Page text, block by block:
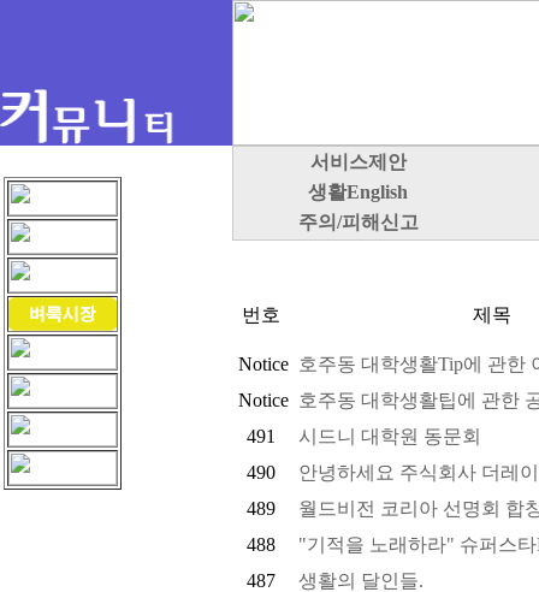
서비스제안
생활English
주의/피해신고
번호 제목
Notice 호주동 대학생활Tip에 관한
Notice 호주동 대학생활팁에 관한
491
시드니 대학원 동문회
490
안녕하세요 주식회사 더레
489
월드비전 코리아 선명회 합
488
"기적을 노래하라" 슈퍼스
487
생활의 달인들.